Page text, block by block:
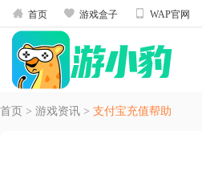
 首页  游戏盒子  WAP官网
首页 > 游戏资讯 > 支付宝充值帮助